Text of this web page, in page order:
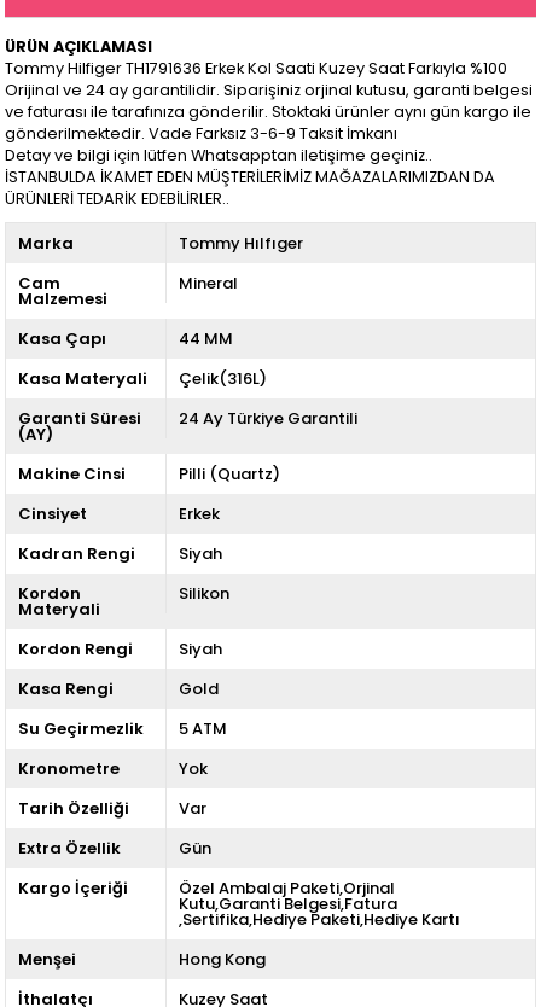
ÜRÜN AÇIKLAMASI
Tommy Hilfiger TH1791636 Erkek Kol Saati Kuzey Saat Farkıyla %100
Orijinal ve 24 ay garantilidir. Siparişiniz orjinal kutusu, garanti belgesi
ve faturası ile tarafınıza gönderilir. Stoktaki ürünler aynı gün kargo ile
gönderilmektedir. Vade Farksız 3-6-9 Taksit İmkanı
Detay ve bilgi için lütfen Whatsapptan iletişime geçiniz..
İSTANBULDA İKAMET EDEN MÜŞTERİLERİMİZ MAĞAZALARIMIZDAN DA
ÜRÜNLERİ TEDARİK EDEBİLİRLER..
Marka
Tommy Hılfıger
Cam
Malzemesi
Mineral
Kasa Çapı
44 MM
Kasa Materyali
Çelik(316L)
Garanti Süresi
(AY)
24 Ay Türkiye Garantili
Makine Cinsi
Pilli (Quartz)
Cinsiyet
Erkek
Kadran Rengi
Siyah
Kordon
Materyali
Silikon
Kordon Rengi
Siyah
Kasa Rengi
Gold
Su Geçirmezlik
5 ATM
Kronometre
Yok
Tarih Özelliği
Var
Extra Özellik
Gün
Kargo İçeriği
Özel Ambalaj Paketi,Orjinal
Kutu,Garanti Belgesi,Fatura
,Sertifika,Hediye Paketi,Hediye Kartı
Menşei
Hong Kong
İthalatçı
Kuzey Saat